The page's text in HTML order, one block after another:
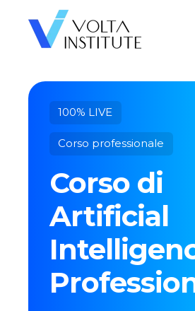
100% LIVE
Corso professionale
Corso di
Artificial